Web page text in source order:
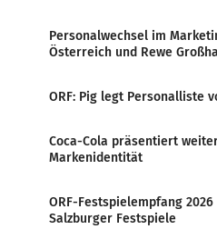
Personalwechsel im
Österreich und Rewe
ORF: Pig legt Personalliste
Coca-Cola präsentiert
Markenidentität
ORF-Festspielempfang
Salzburger Festspiele